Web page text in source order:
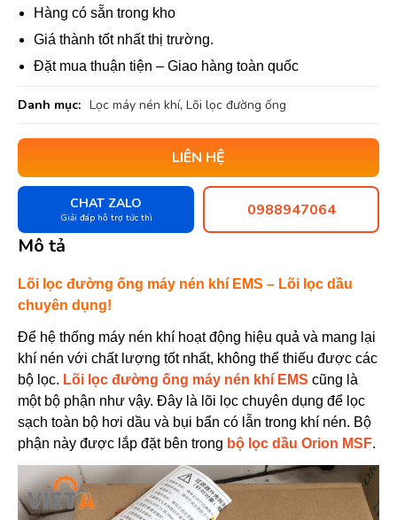
Hàng có sẵn trong kho
Giá thành tốt nhất thị trường.
Đặt mua thuận tiện – Giao hàng toàn quốc
Danh mục: Lọc máy nén khí, Lõi lọc đường ống
LIÊN HỆ
CHAT ZALO
Giải đáp hỗ trợ tức thì 0988947064
Mô tả
Lõi lọc đường ống máy nén khí EMS – Lõi lọc dầu
chuyên dụng!
Để hệ thống máy nén khí hoạt động hiệu quả và mang lại
khí nén với chất lượng tốt nhất, không thể thiếu được các
bộ lọc. Lõi lọc đường ống máy nén khí EMS cũng là
một bộ phận như vậy. Đây là lõi lọc chuyên dụng để lọc
sạch toàn bộ hơi dầu và bụi bẩn có lẫn trong khí nén. Bộ
phận này được lắp đặt bên trong bộ lọc dầu Orion MSF.